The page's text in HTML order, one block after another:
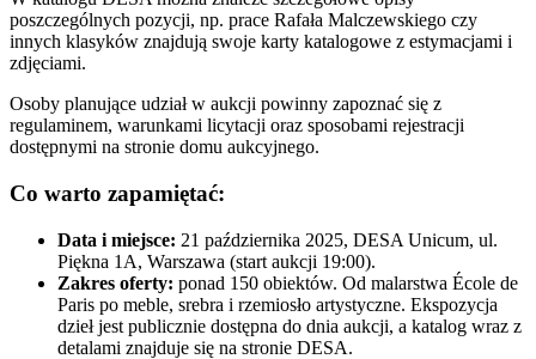
poszczególnych pozycji, np. prace Rafała Malczewskiego czy
innych klasyków znajdują swoje karty katalogowe z estymacjami i
zdjęciami.
Osoby planujące udział w aukcji powinny zapoznać się z
regulaminem, warunkami licytacji oraz sposobami rejestracji
dostępnymi na stronie domu aukcyjnego.
Co warto zapamiętać:
Data i miejsce: 21 października 2025, DESA Unicum, ul.
Piękna 1A, Warszawa (start aukcji 19:00).
Zakres oferty: ponad 150 obiektów. Od malarstwa École de
Paris po meble, srebra i rzemiosło artystyczne. Ekspozycja
dzieł jest publicznie dostępna do dnia aukcji, a katalog wraz z
detalami znajduje się na stronie DESA.